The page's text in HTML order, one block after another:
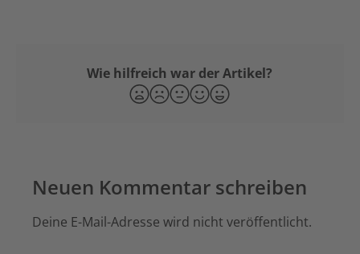
Wie hilfreich war der Artikel?
Neuen Kommentar schreiben
Deine E-Mail-Adresse wird nicht veröffentlicht.